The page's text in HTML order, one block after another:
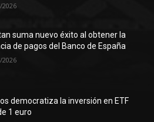
2026
suma nuevo éxito al obtener la
de pagos del Banco de España
2026
democratiza la inversión en ETF
1 euro